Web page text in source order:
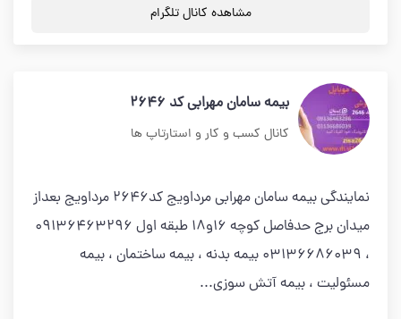
مشاهده کانال تلگرام
بیمه سامان مهرابی کد 2646
کانال کسب و کار و استارتاپ ها
نمایندگی بیمه سامان مهرابی مرداویج کد2646 مرداویج بعداز
میدان برج حدفاصل کوچه 16و18 طبقه اول 09136463296
، 03136686039 بیمه بدنه ، بیمه ساختمان ، بیمه
مسئولیت ، بیمه آتش سوزی...